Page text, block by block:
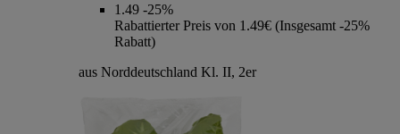
1.49 -25%
Rabattierter Preis von 1.49€ (Insgesamt -25%
Rabatt)
aus Norddeutschland Kl. II, 2er